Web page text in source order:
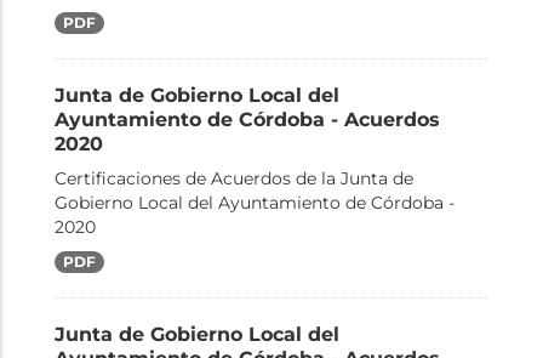
PDF
Junta de Gobierno Local del
Ayuntamiento de Córdoba - Acuerdos
2020
Certificaciones de Acuerdos de la Junta de
Gobierno Local del Ayuntamiento de Córdoba -
2020
PDF
Junta de Gobierno Local del